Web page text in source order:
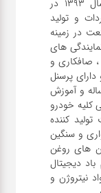
و تولید
در زمینه
های
صافکاری و
پرسنل
و آموزش
کلیه خودرو
کننده
و ‌سنگین
های روغن
دیجیتال
نیتروژن و